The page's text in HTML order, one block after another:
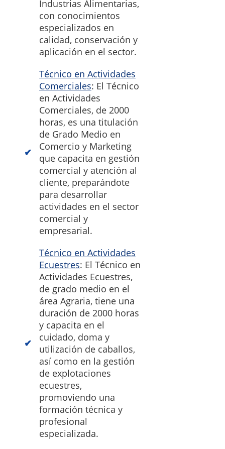
Industrias Alimentarias,
con conocimientos
especializados en
calidad, conservación y
aplicación en el sector.
Técnico en Actividades
Comerciales: El Técnico
en Actividades
Comerciales, de 2000
horas, es una titulación
de Grado Medio en
Comercio y Marketing
que capacita en gestión
comercial y atención al
cliente, preparándote
para desarrollar
actividades en el sector
comercial y
empresarial.
Técnico en Actividades
Ecuestres: El Técnico en
Actividades Ecuestres,
de grado medio en el
área Agraria, tiene una
duración de 2000 horas
y capacita en el
cuidado, doma y
utilización de caballos,
así como en la gestión
de explotaciones
ecuestres,
promoviendo una
formación técnica y
profesional
especializada.